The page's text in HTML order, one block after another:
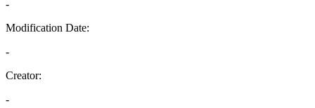
-
Modification Date:
-
Creator:
-